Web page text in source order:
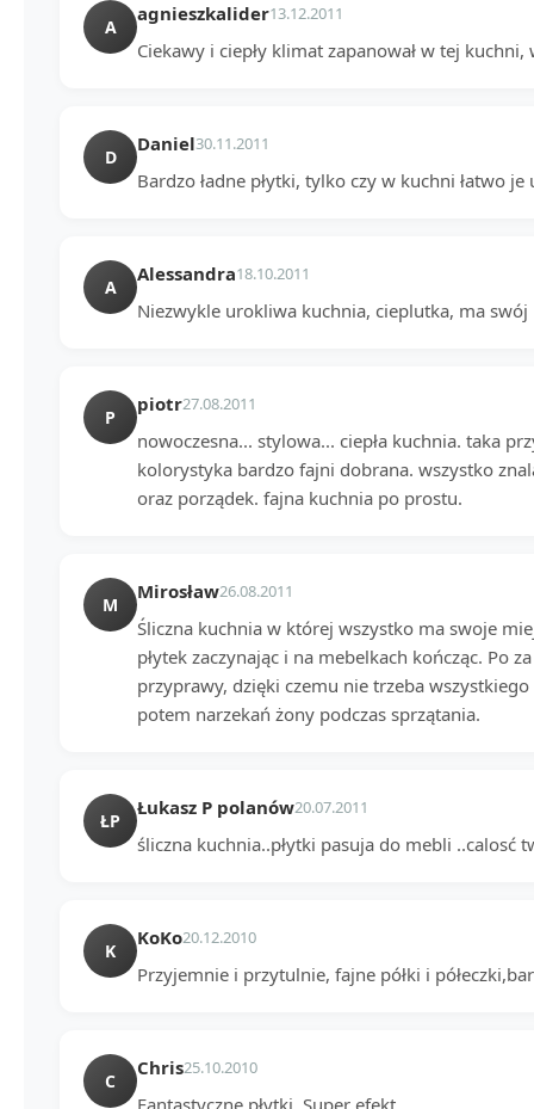
A
agnieszkalider13.12.2011
Ciekawy i ciepły klimat zapanował w tej
D
Daniel30.11.2011
Bardzo ładne płytki, tylko czy w kuchni łatwo
A
Alessandra18.10.2011
Niezwykle urokliwa kuchnia, cieplutka, ma
P
piotr27.08.2011
nowoczesna... stylowa... ciepła kuchnia. taka
kolorystyka bardzo fajni dobrana. wszystko
oraz porządek. fajna kuchnia po prostu.
M
Mirosław26.08.2011
Śliczna kuchnia w której wszystko ma swoje
płytek zaczynając i na mebelkach kończąc. Po
przyprawy, dzięki czemu nie trzeba
potem narzekań żony podczas sprzątania.
ŁP
Łukasz P polanów20.07.2011
śliczna kuchnia..płytki pasuja do mebli ..calosć
K
KoKo20.12.2010
Przyjemnie i przytulnie, fajne półki i
C
Chris25.10.2010